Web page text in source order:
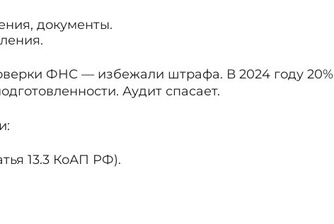
документы.
ФНС — избежали штрафа. В 2024 году 20%
Аудит спасает.
13.3 КоАП РФ).